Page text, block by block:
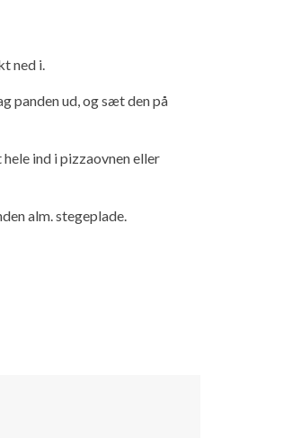
ned i.
panden ud, og sæt den på
ind i pizzaovnen eller
alm. stegeplade.